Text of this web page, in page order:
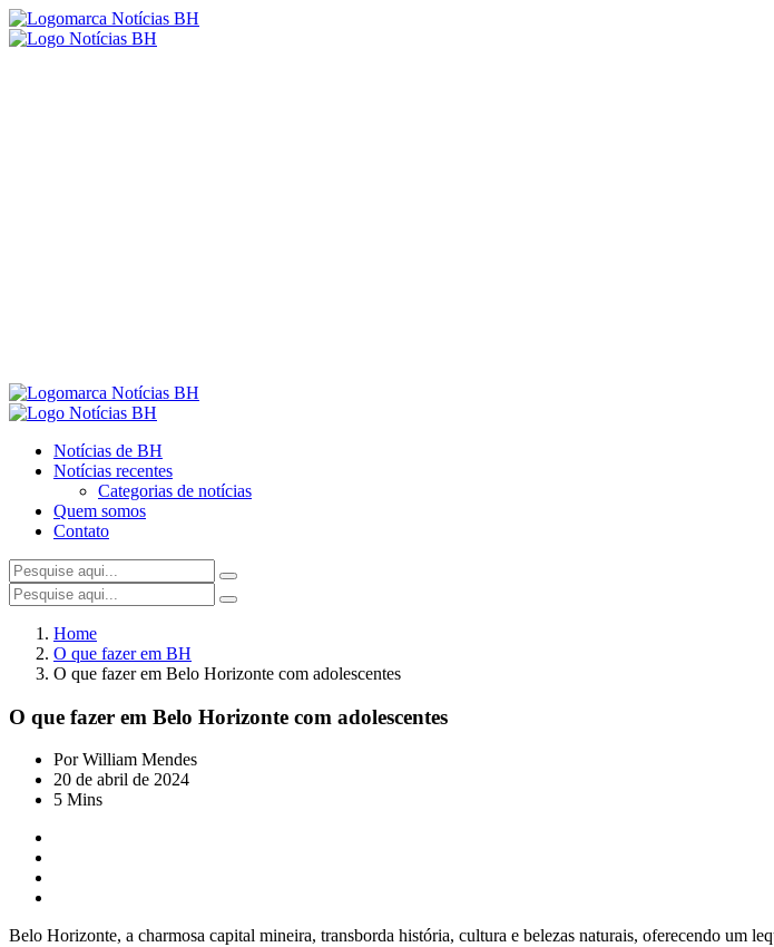
Notícias de BH
Notícias recentes
Categorias de notícias
Quem somos
Contato
Home
O que fazer em BH
O que fazer em Belo Horizonte com adolescentes
O que fazer em Belo Horizonte com adolescentes
Por William Mendes
20 de abril de 2024
5 Mins
Belo Horizonte, a charmosa capital mineira, transborda história, cultura e belezas naturais, oferecendo um